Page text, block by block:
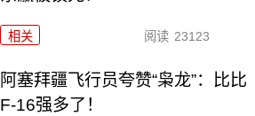
相关 阅读 23123
阿塞拜疆飞行员夸赞“枭龙”：比比
F-16强多了！